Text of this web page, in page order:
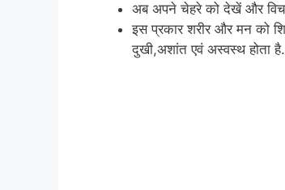
अब अपने चेहरे को देखें और
इस प्रकार शरीर और मन को
दुखी,अशांत एवं अस्वस्थ होता है.